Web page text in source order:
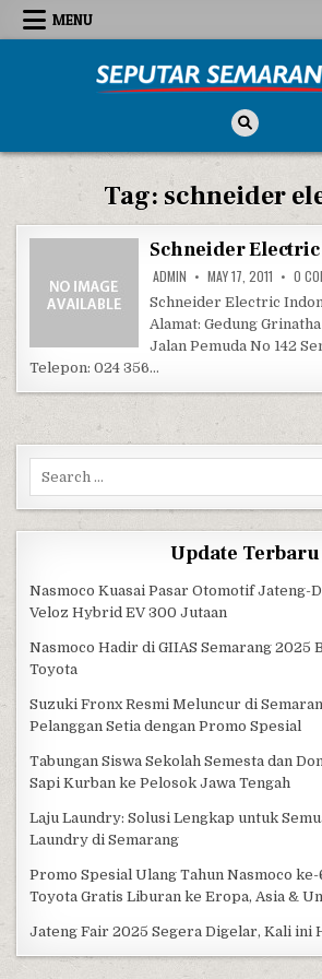
Skip to content
MENU
Tag: schneider
Schneider
ADMIN MAY 17, 2011 0
Schneider Electric
Alamat: Gedung
Jalan Pemuda No 142
Telepon: 024 356…
Search for:
Update Terbaru
Nasmoco Kuasai Pasar Otomotif Jateng-
Veloz Hybrid EV 300 Jutaan
Nasmoco Hadir di GIIAS Semarang 2025
Toyota
Suzuki Fronx Resmi Meluncur di
Pelanggan Setia dengan Promo Spesial
Tabungan Siswa Sekolah Semesta dan
Sapi Kurban ke Pelosok Jawa Tengah
Laju Laundry: Solusi Lengkap untuk
Laundry di Semarang
Promo Spesial Ulang Tahun Nasmoco
Toyota Gratis Liburan ke Eropa, Asia &
Jateng Fair 2025 Segera Digelar, Kali ini